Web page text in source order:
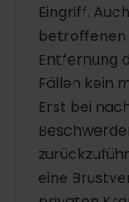
Eingriff.
betroffenen
Entfernung
Fällen kein
Erst bei
eine